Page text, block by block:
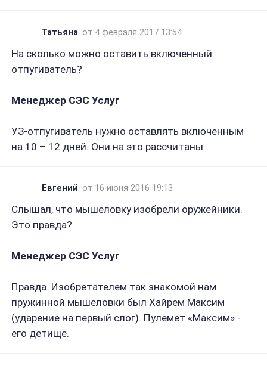
Татьяна от 4 февраля 2017 13:54
На сколько можно оставить включенный
отпугиватель?
Менеджер СЭС Услуг
УЗ-отпугиватель нужно оставлять включенным
на 10 – 12 дней. Они на это рассчитаны.
Евгений от 16 июня 2016 19:13
Слышал, что мышеловку изобрели оружейники.
Это правда?
Менеджер СЭС Услуг
Правда. Изобретателем так знакомой нам
пружинной мышеловки был Хайрем Максим
(ударение на первый слог). Пулемет «Максим» -
его детище.